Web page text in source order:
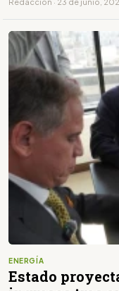
Redacción · 23 de junio,
ENERGÍA
Estado